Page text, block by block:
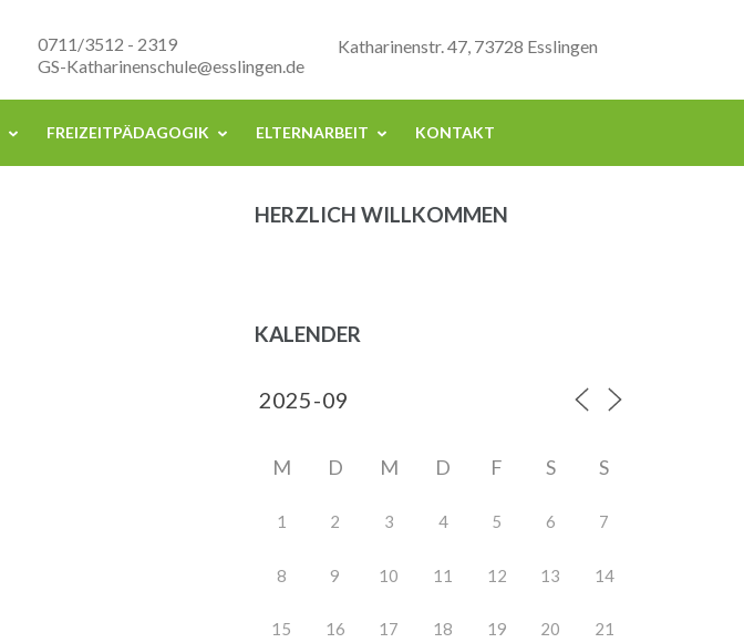
Katharinenstr. 47, 73728 Esslingen
0711/3512 - 2319
GS-Katharinenschule@esslingen.de
FREIZEITPÄDAGOGIK ELTERNARBEIT KONTAKT
HERZLICH WILLKOMMEN
KALENDER
M D M D F S S
1 2 3 4 5 6 7
8 9 10 11 12 13 14
15 16 17 18 19 20 21